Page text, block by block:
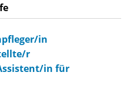
in
r
in für